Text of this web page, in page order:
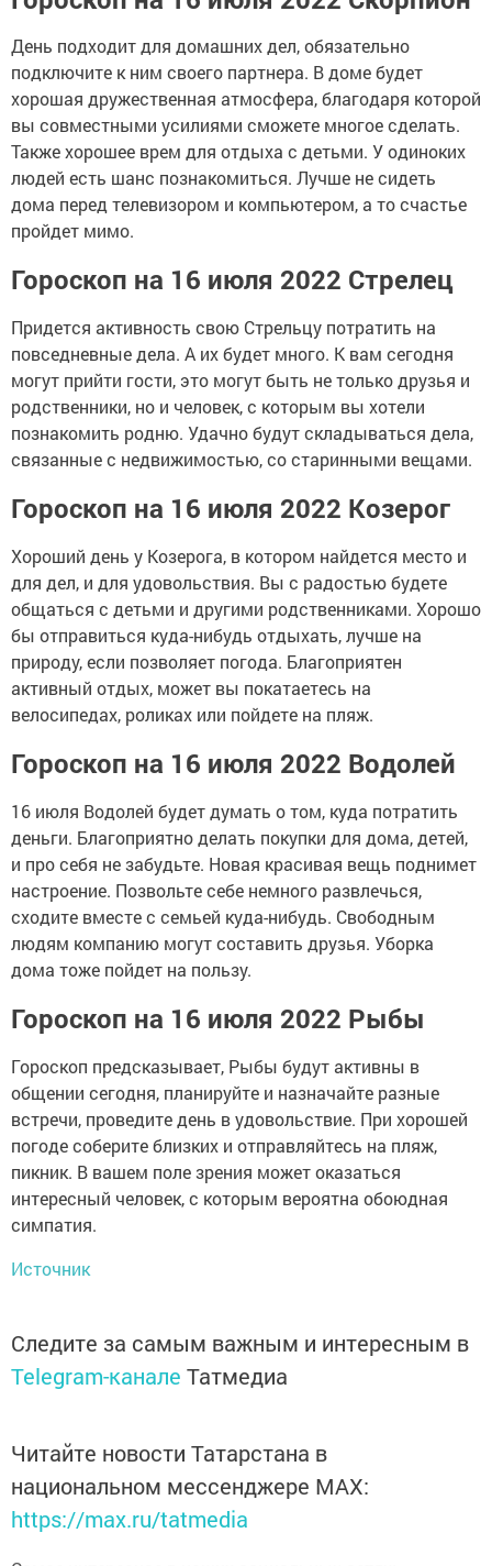
День подходит для домашних дел, обязательно
подключите к ним своего партнера. В доме будет
хорошая дружественная атмосфера, благодаря которой
вы совместными усилиями сможете многое сделать.
Также хорошее врем для отдыха с детьми. У одиноких
людей есть шанс познакомиться. Лучше не сидеть
дома перед телевизором и компьютером, а то счастье
пройдет мимо.
Гороскоп на 16 июля 2022 Стрелец
Придется активность свою Стрельцу потратить на
повседневные дела. А их будет много. К вам сегодня
могут прийти гости, это могут быть не только друзья и
родственники, но и человек, с которым вы хотели
познакомить родню. Удачно будут складываться дела,
связанные с недвижимостью, со старинными вещами.
Гороскоп на 16 июля 2022 Козерог
Хороший день у Козерога, в котором найдется место и
для дел, и для удовольствия. Вы с радостью будете
общаться с детьми и другими родственниками. Хорошо
бы отправиться куда-нибудь отдыхать, лучше на
природу, если позволяет погода. Благоприятен
активный отдых, может вы покатаетесь на
велосипедах, роликах или пойдете на пляж.
Гороскоп на 16 июля 2022 Водолей
16 июля Водолей будет думать о том, куда потратить
деньги. Благоприятно делать покупки для дома, детей,
и про себя не забудьте. Новая красивая вещь поднимет
настроение. Позвольте себе немного развлечься,
сходите вместе с семьей куда-нибудь. Свободным
людям компанию могут составить друзья. Уборка
дома тоже пойдет на пользу.
Гороскоп на 16 июля 2022 Рыбы
Гороскоп предсказывает, Рыбы будут активны в
общении сегодня, планируйте и назначайте разные
встречи, проведите день в удовольствие. При хорошей
погоде соберите близких и отправляйтесь на пляж,
пикник. В вашем поле зрения может оказаться
интересный человек, с которым вероятна обоюдная
симпатия.
Источник
Следите за самым важным и интересным в
Telegram-канале Татмедиа
Читайте новости Татарстана в
национальном мессенджере MАХ:
https://max.ru/tatmedia